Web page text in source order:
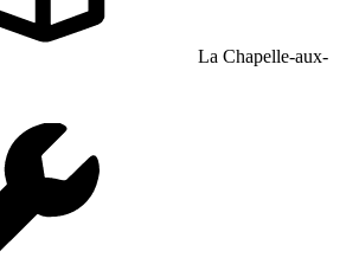
La Chapelle-aux-